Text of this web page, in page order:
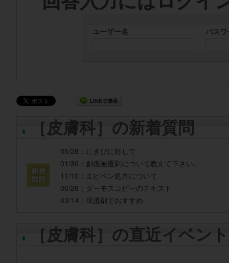
ユーザー名 パス
［皮膚科］の新着質問
05/28： にきびに対して
01/30： 創傷被覆剤について教えて下さい。
11/10： エピペン処方について
06/28： ダーモスコピーのテキスト
03/14： 保護剤でおすすめ
［皮膚科］の直近イベント